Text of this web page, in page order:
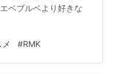
ベブルベより好きな
#RMK